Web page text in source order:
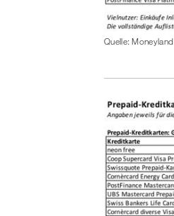
Quelle: Moneyland